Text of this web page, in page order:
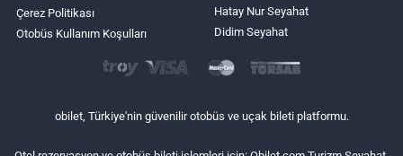
Çerez Politikası
Otobüs Kullanım Koşulları
Hatay Nur Seyahat
Didim Seyahat
obilet, Türkiye'nin güvenilir otobüs ve uçak bileti platformu.